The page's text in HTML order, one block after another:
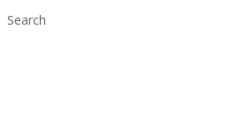
Search